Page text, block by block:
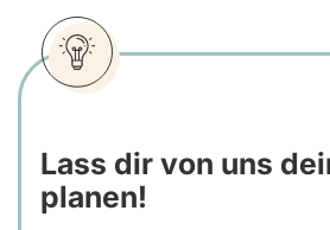
Lass dir von uns
planen!